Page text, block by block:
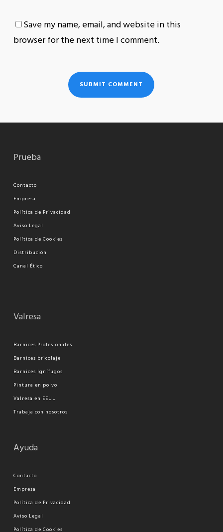
Save my name, email, and website in this
browser for the next time I comment.
Prueba
Contacto
Empresa
Política de Privacidad
Aviso Legal
Política de Cookies
Distribución
Canal Ético
Valresa
Barnices Profesionales
Barnices bricolaje
Barnices Ignífugos
Pintura en polvo
Valresa en EEUU
Trabaja con nosotros
Ayuda
Contacto
Empresa
Política de Privacidad
Aviso Legal
Política de Cookies